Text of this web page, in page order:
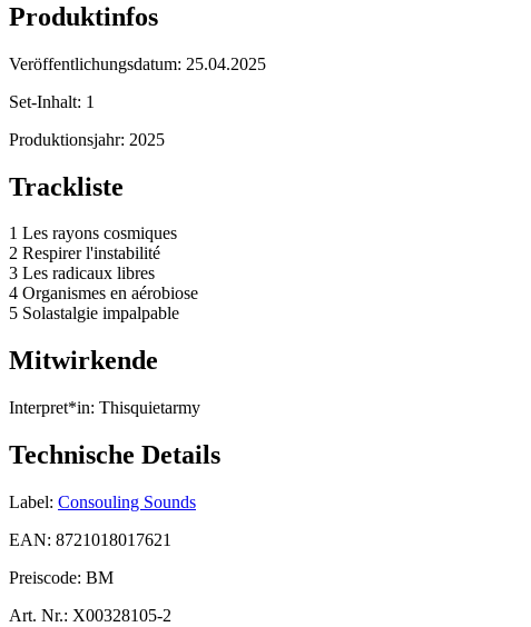
Produktinfos
Veröffentlichungsdatum: 25.04.2025
Set-Inhalt: 1
Produktionsjahr: 2025
Trackliste
1 Les rayons cosmiques
2 Respirer l'instabilité
3 Les radicaux libres
4 Organismes en aérobiose
5 Solastalgie impalpable
Mitwirkende
Interpret*in: Thisquietarmy
Technische Details
Label: Consouling Sounds
EAN: 8721018017621
Preiscode: BM
Art. Nr.: X00328105-2